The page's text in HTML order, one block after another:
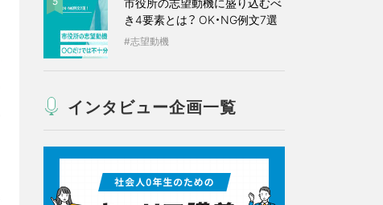
き4要素とは？ OK・NG例文7選
志望動機
インタビュー企画一覧